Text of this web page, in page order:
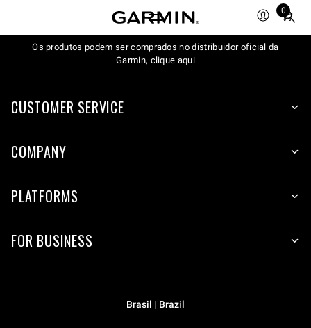
0
Total
items
in
Os produtos podem ser comprados no distribuidor oficial da
Garmin, clique aqui
CUSTOMER SERVICE
COMPANY
PLATFORMS
FOR BUSINESS
Brasil | Brazil